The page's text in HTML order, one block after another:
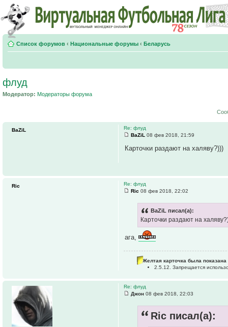
Список форумов ‹ Национальные форумы ‹ Беларусь
флуд
Модератор: Модераторы форума
Re: флуд
BaZiL 08 фев 2018, 21:59
Карточки раздают на халяву?)))
BaZiL
Re: флуд
Ric 08 фев 2018, 22:02
BaZiL писал(а):
Карточки раздают на
ага,
Желтая карточка была показана
2.5.12. Запрещается
Ric
Re: флуд
Джон 08 фев 2018, 22:03
Ric писал(а):